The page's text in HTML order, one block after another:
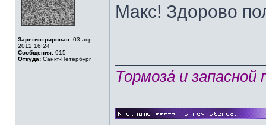
Зарегистрирован: 03 апр
2012 16:24
Сообщения: 915
Откуда: Санкт-Петербург
Макс! Здорово
Тормозá и